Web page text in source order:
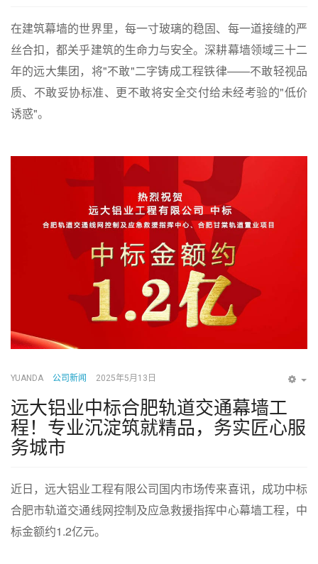
在建筑幕墙的世界里，每一寸玻璃的稳固、每一道接缝的严
丝合扣，都关乎建筑的生命力与安全。深耕幕墙领域三十二
年的远大集团，将"不敢"二字铸成工程铁律——不敢轻视品
质、不敢妥协标准、更不敢将安全交付给未经考验的"低价
诱惑"。
YUANDA 公司新闻 2025年5月13日
远大铝业中标合肥轨道交通幕墙工
程！专业沉淀筑就精品，务实匠心服
务城市
近日，远大铝业工程有限公司国内市场传来喜讯，成功中标
合肥市轨道交通线网控制及应急救援指挥中心幕墙工程，中
标金额约1.2亿元。